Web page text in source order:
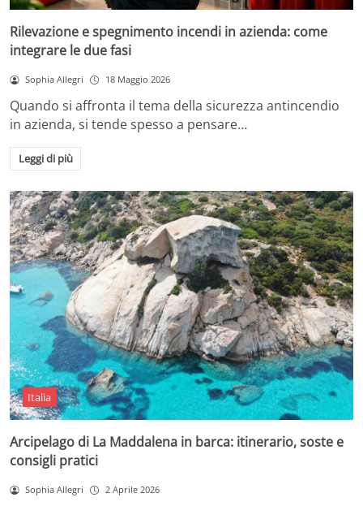
Rilevazione e spegnimento incendi in azienda: come
integrare le due fasi
Sophia Allegri 18 Maggio 2026
Quando si affronta il tema della sicurezza antincendio
in azienda, si tende spesso a pensare…
Leggi di più
Italia
Arcipelago di La Maddalena in barca: itinerario, soste e
consigli pratici
Sophia Allegri 2 Aprile 2026